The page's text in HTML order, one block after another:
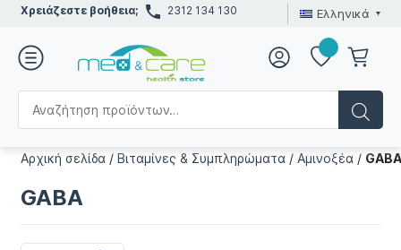
Χρειάζεστε βοήθεια; 2312 134 130 Ελληνικά
Αρχική σελίδα /Βιταμίνες & Συμπληρώματα /Αμινοξέα /
GABA